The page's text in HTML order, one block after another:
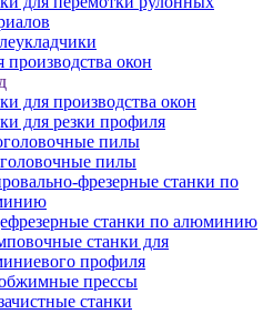
производства окон
для производства окон
для резки профиля
пилы
пилы
фрезерные станки по
станки по алюминию
станки для
профиля
прессы
станки